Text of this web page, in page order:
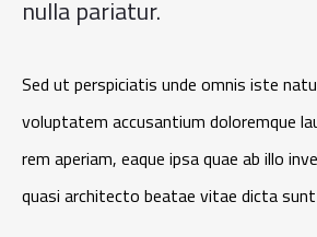
nulla pariatur.
Sed ut perspiciatis unde omnis iste
voluptatem accusantium doloremque
rem aperiam, eaque ipsa quae ab illo
quasi architecto beatae vitae dicta sunt